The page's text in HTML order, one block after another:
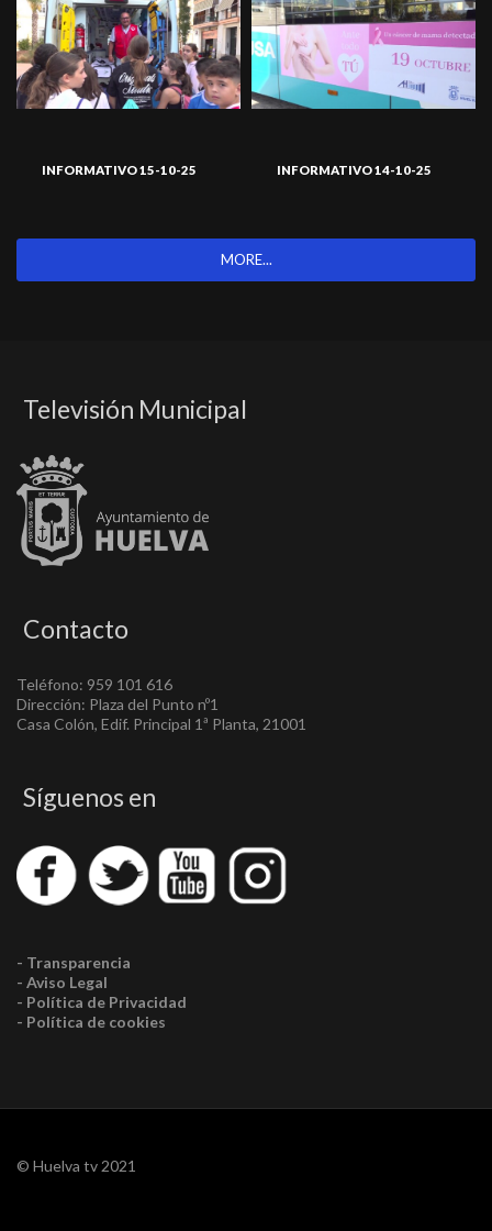
INFORMATIVO 15-10-25 INFORMATIVO 14-10-25
MORE...
Televisión Municipal
Contacto
Teléfono: 959 101 616
Dirección: Plaza del Punto nº1
Casa Colón, Edif. Principal 1ª Planta, 21001
Síguenos en
- Transparencia
- Aviso Legal
- Política de Privacidad
- Política de cookies
© Huelva tv 2021